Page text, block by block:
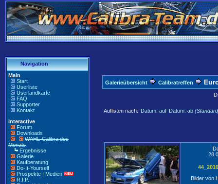
Navigation
Main
Start
Userliste
Userlandkarte
FAQ
Supporter
Kontakt
Interactive
Forum
Downloads
WAHL-Calibra des
Monats
Ergebnisse
Galerie
Kaufberatung
Do-It-Yourself
Prospekte | Medien
R.I.P.
Galerieübersicht Calibratreffen
Auflisten nach: Datum: auf Datum: ab
Bilder von